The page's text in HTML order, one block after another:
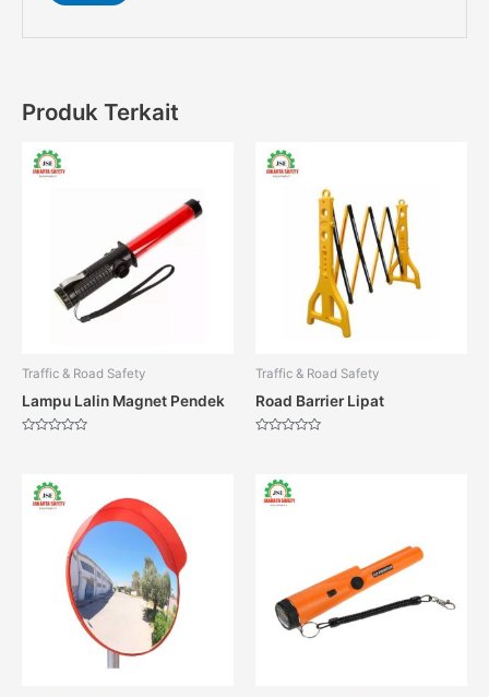
Produk Terkait
Traffic & Road Safety
Lampu Lalin Magnet Pendek
Traffic & Road Safety
Road Barrier Lipat